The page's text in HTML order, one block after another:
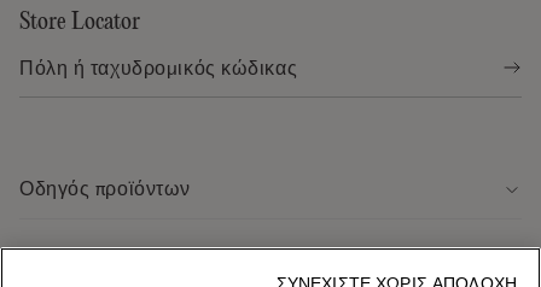
Store Locator
Οδηγός προϊόντων